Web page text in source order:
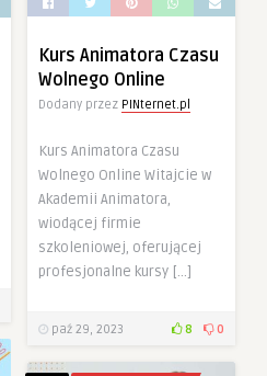
Kurs Animatora Czasu
Wolnego Online
Dodany przez PINternet.pl
Kurs Animatora Czasu
Wolnego Online Witajcie w
Akademii Animatora,
wiodącej firmie
szkoleniowej, oferującej
profesjonalne kursy […]
paź 29, 2023 8 0